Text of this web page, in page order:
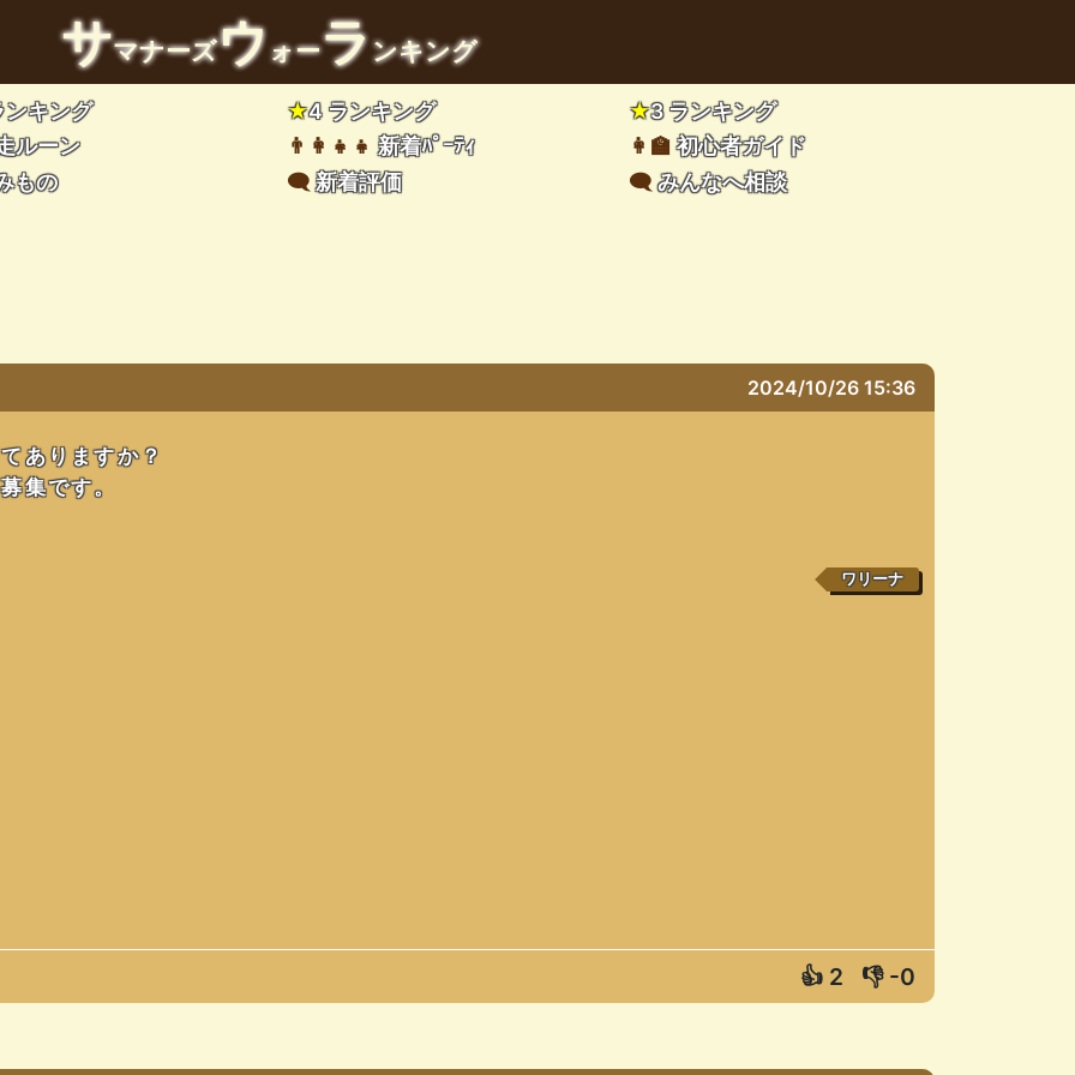
サマナーズウォーランキング
ンキング ★4 ランキング ★3 ランキング
ルーン
👨‍👩‍👧‍👧新着ﾊﾟｰﾃｨ 👩‍🏫初心者ガイド
もの
🗨️新着評価 🗨️みんなへ相談
2024/10/26 15:36
ありますか？
集です。
ワリーナ
👍 2 👎 -0